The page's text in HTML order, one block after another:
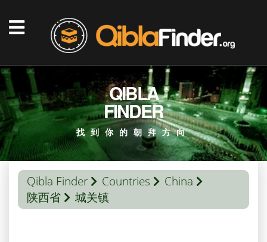
QIBLA
FINDER
找到你的朝拜方向
Qibla Finder Countries
China
陕西省
城关镇